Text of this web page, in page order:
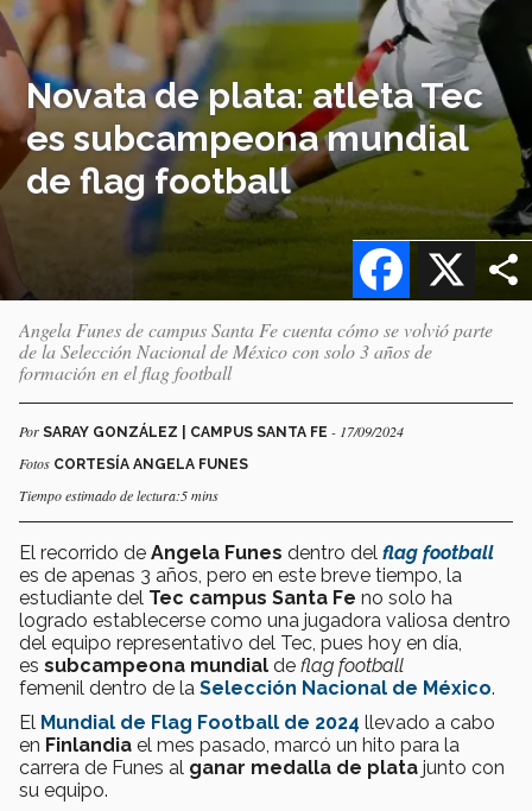
Novata de plata: atleta Tec
es subcampeona mundial
de flag football
X
Facebook
Angela Funes de campus Santa Fe cuenta cómo se volvió parte
de la Selección Nacional de México con solo 3 años de
formación en el flag football
Por SARAY GONZÁLEZ | CAMPUS SANTA FE - 17/09/2024
Fotos CORTESÍA ANGELA FUNES
Tiempo estimado de lectura:5 mins
El recorrido de Angela Funes dentro del flag football
es de apenas 3 años, pero en este breve tiempo, la
estudiante del Tec campus Santa Fe no solo ha
logrado establecerse como una jugadora valiosa dentro
del equipo representativo del Tec, pues hoy en día,
es subcampeona mundial de flag football
femenil dentro de la Selección Nacional de México.
El Mundial de Flag Football de 2024 llevado a cabo
en Finlandia el mes pasado, marcó un hito para la
carrera de Funes al ganar medalla de plata junto con
su equipo.